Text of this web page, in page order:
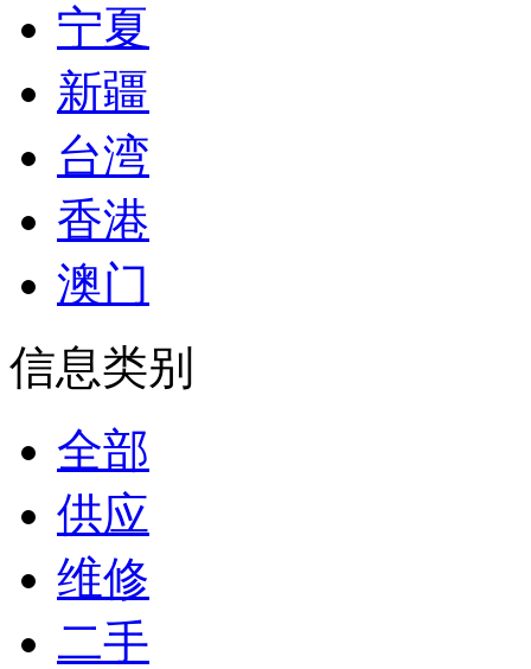
宁夏
新疆
台湾
香港
澳门
信息类别
全部
供应
维修
二手